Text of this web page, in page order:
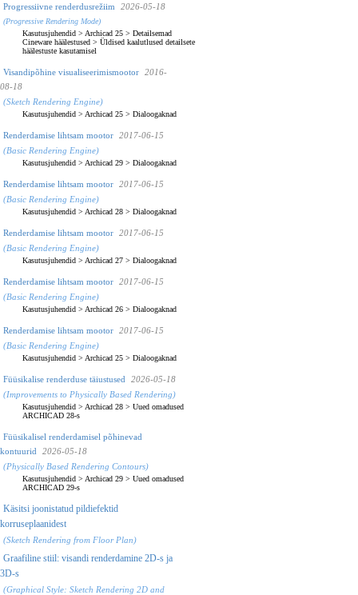
Progressiivne renderdusrežiim 2026-05-18
(Progressive Rendering Mode)
Kasutusjuhendid > Archicad 25 > Detailsemad
Cineware häälestused > Üldised kaalutlused detailsete
häälestuste kasutamisel
Visandipõhine visualiseerimismootor
2016-
08-18
(Sketch Rendering Engine)
Kasutusjuhendid > Archicad 25 > Dialoogaknad
Renderdamise lihtsam mootor
2017-06-15
(Basic Rendering Engine)
Kasutusjuhendid > Archicad 29 > Dialoogaknad
Renderdamise lihtsam mootor
2017-06-15
(Basic Rendering Engine)
Kasutusjuhendid > Archicad 28 > Dialoogaknad
Renderdamise lihtsam mootor
2017-06-15
(Basic Rendering Engine)
Kasutusjuhendid > Archicad 27 > Dialoogaknad
Renderdamise lihtsam mootor
2017-06-15
(Basic Rendering Engine)
Kasutusjuhendid > Archicad 26 > Dialoogaknad
Renderdamise lihtsam mootor
2017-06-15
(Basic Rendering Engine)
Kasutusjuhendid > Archicad 25 > Dialoogaknad
Füüsikalise renderduse täiustused
2026-05-18
(Improvements to Physically Based Rendering)
Kasutusjuhendid > Archicad 28 > Uued omadused
ARCHICAD 28-s
Füüsikalisel renderdamisel põhinevad
kontuurid
2026-05-18
(Physically Based Rendering Contours)
Kasutusjuhendid > Archicad 29 > Uued omadused
ARCHICAD 29-s
Käsitsi joonistatud pildiefektid
korruseplaanidest
(Sketch Rendering from Floor Plan)
Graafiline stiil: visandi renderdamine 2D-s ja
3D-s
(Graphical Style: Sketch Rendering 2D and